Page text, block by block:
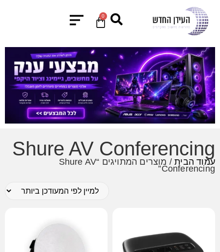
0
Shure AV Conferencing
עמוד הבית / מוצרים המתויגים “Shure AV
Conferencing”